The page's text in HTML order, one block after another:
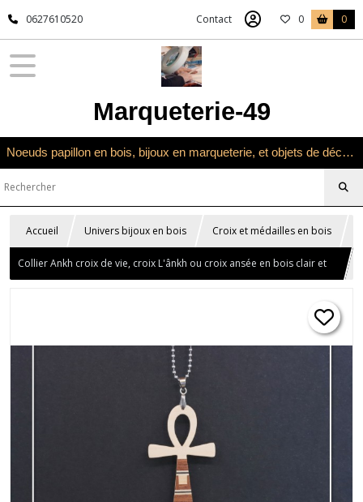
0627610520 Contact 0 0
Marqueterie-49
Noeuds papillon en bois, bijoux en marqueterie, et objets de décoration en marqueterie bois
Accueil Univers bijoux en bois Croix et médailles en bois
Collier Ankh croix de vie, croix L'ânkh ou croix ansée en bois clair et